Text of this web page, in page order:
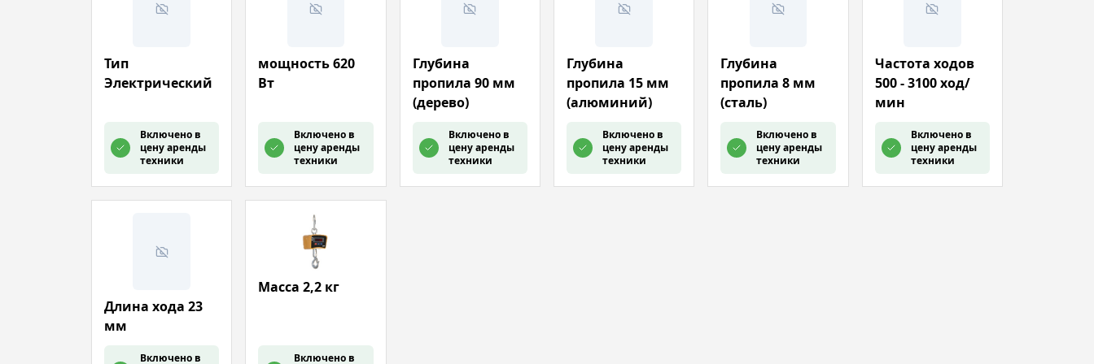
Тип
Электрический
Включено в
цену аренды
техники
мощность 620
Вт
Включено в
цену аренды
техники
Глубина
пропила 90 мм
(дерево)
Включено в
цену аренды
техники
Глубина
пропила 15 мм
(алюминий)
Включено в
цену аренды
техники
Глубина
пропила 8 мм
(сталь)
Включено в
цену аренды
техники
Частота ходов
500 - 3100 ход/
мин
Включено в
цену аренды
техники
Длина хода 23
мм
Включено в
Масса 2,2 кг
Включено в